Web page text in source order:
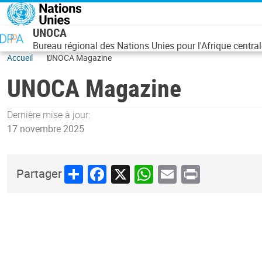
Aller au contenu principal
UNOCA
Bureau régional des Nations Unies pour l'Afrique
Accueil UNOCA Magazine
UNOCA Magazine
Dernière mise à jour:
17 novembre 2025
PartagerShareFacebook
X WhatsApp
Email
Print